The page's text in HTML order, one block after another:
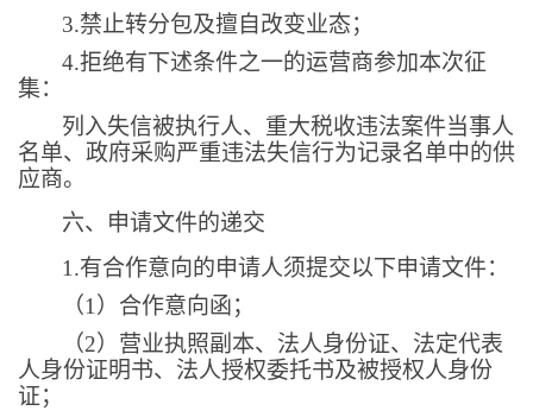
3.禁止转分包及擅自改变业态；
4.拒绝有下述条件之一的运营商参加本次征
集：
列入失信被执行人、重大税收违法案件当事人
名单、政府采购严重违法失信行为记录名单中的供
应商。
六、申请文件的递交
1.有合作意向的申请人须提交以下申请文件：
（1 ）合作意向函；
（2）营业执照副本、法人身份证、法定代表
人身份证明书、法人授权委托书及被授权人身份
证；